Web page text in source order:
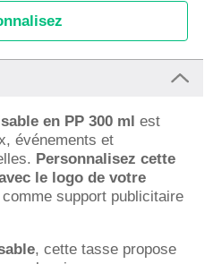
en PP 300 ml est
événements et
Personnalisez cette
le logo de votre
support publicitaire
, cette tasse propose